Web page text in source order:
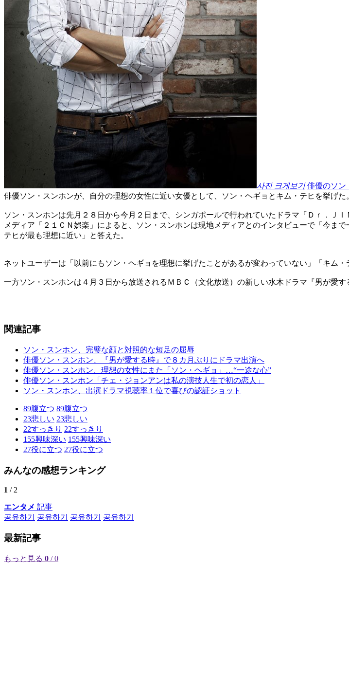
사진 크게보기 俳優のソン
俳優ソン・スンホンが、自分の理想の女性に近い女優として、ソン・ヘギョとキム・テヒを挙げた
ソン・スンホンは先月２８日から今月２日まで、シンガポールで行われていたドラマ『Ｄｒ．Ｊ
メディア「２１ＣＮ娯楽」によると、ソン・スンホンは現地メディアとのインタビューで「今ま
テヒが最も理想に近い」と答えた。
ネットユーザーは「以前にもソン・ヘギョを理想に挙げたことがあるが変わっていない」「キム・
一方ソン・スンホンは４月３日から放送されるＭＢＣ（文化放送）の新しい水木ドラマ『男が愛
関連記事
ソン・スンホン、完璧な顔と対照的な短足の屈辱
俳優ソン・スンホン、『男が愛する時』で８カ月ぶりにドラマ出演へ
俳優ソン・スンホン、理想の女性にまた「ソン・ヘギョ」…“一途な心”
俳優ソン・スンホン「チェ・ジョンアンは私の演技人生で初の恋人」
ソン・スンホン、出演ドラマ視聴率１位で喜びの認証ショット
89腹立つ 89腹立つ
23悲しい 23悲しい
22すっきり 22すっきり
155興味深い 155興味深い
27役に立つ 27役に立つ
みんなの感想ランキング
1 / 2
エンタメ 記事
공유하기
공유하기 공유하기 공유하기
最新記事
もっと見る 0 / 0